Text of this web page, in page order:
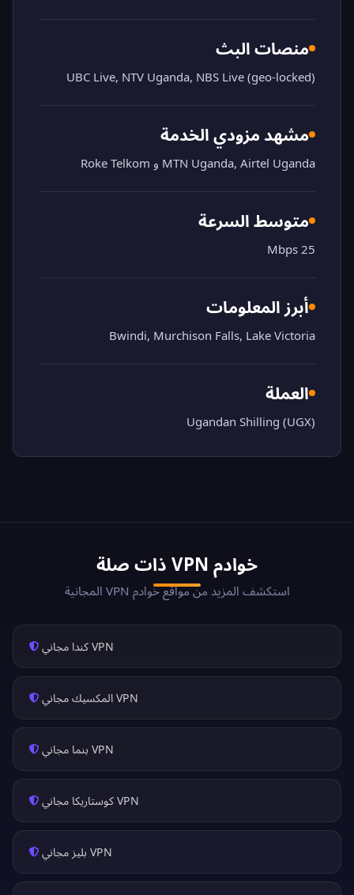
منصات البث
UBC Live, NTV Uganda, NBS Live (geo-locked)
مشهد مزودي الخدمة
MTN Uganda, Airtel Uganda و Roke Telkom
متوسط السرعة
25 Mbps
أبرز المعلومات
Bwindi, Murchison Falls, Lake Victoria
العملة
Ugandan Shilling (UGX)
خوادم VPN ذات صلة
استكشف المزيد من مواقع خوادم VPN المجانية
VPN كندا مجاني
VPN المكسيك مجاني
VPN بنما مجاني
VPN كوستاريكا مجاني
VPN بليز مجاني